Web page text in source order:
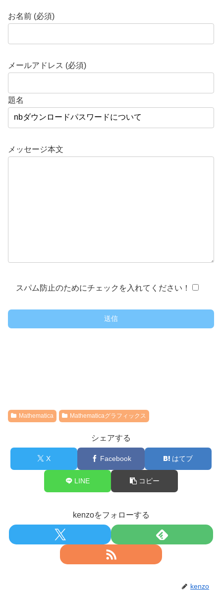
お名前 (必須)
メールアドレス (必須)
題名
メッセージ本文
スパム防止のためにチェックを入れてください！
Mathematica Mathematicaグラフィックス
シェアする
X Facebook はてブ
LINE コピー
kenzoをフォローする
kenzo